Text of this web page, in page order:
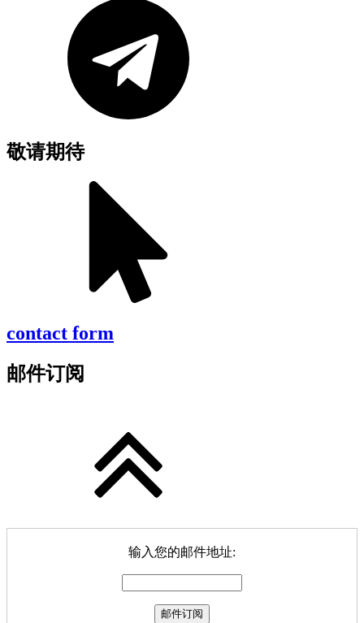
敬请期待
contact form
邮件订阅
输入您的邮件地址: